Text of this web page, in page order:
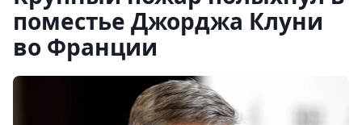
поместье Джорджа Клуни
во Франции